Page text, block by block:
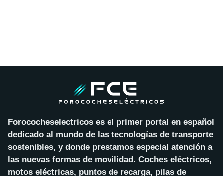
Forococheselectricos es el primer portal en español
dedicado al mundo de las tecnologías de transporte
sostenibles, y donde prestamos especial atención a
las nuevas formas de movilidad. Coches eléctricos,
motos eléctricas, puntos de recarga, pilas de